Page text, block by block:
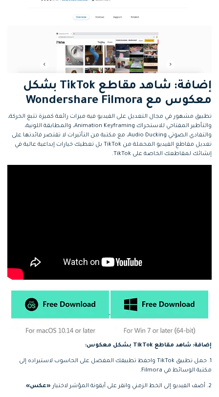
إضافة: شاهد مقاطع TikTok بشكل
معكوس مع Wondershare Filmora
تطبيق مشهور في مجال التعديل على الفيديو فيه ميزات رائعة كميزة تتبع الحركة،
والتأطير المفتاحي للاستحراك Animation Keyframing، والمطابقة اللونية،
والتفادي الصوتي Audio Ducking، مع مكتبة من التأثيرات لا تقتصر فائدتها على
تعديل مقاطع الفيديو المحملة من TikTok بل تعطيك خيارات إبداعية عالية في
إنشائك لمقاطعك الخاصة على TikTok.
إضافة: شاهد مقاطع TikTok بشكل معكوس:
1. حمل تطبيق TikTok واحفظ تطبيقك المفضل على الحاسوب لاستيراده إلى
مكتبة الوسائط في Filmora.
2. أضف الفيديو إلى الخط الزمني وانقر على أيقونة المؤشر لاختيار «عكس».